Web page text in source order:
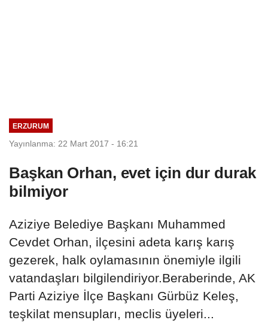
ERZURUM
Yayınlanma: 22 Mart 2017 - 16:21
Başkan Orhan, evet için dur durak
bilmiyor
Aziziye Belediye Başkanı Muhammed
Cevdet Orhan, ilçesini adeta karış karış
gezerek, halk oylamasının önemiyle ilgili
vatandaşları bilgilendiriyor.Beraberinde, AK
Parti Aziziye İlçe Başkanı Gürbüz Keleş,
teşkilat mensupları, meclis üyeleri...